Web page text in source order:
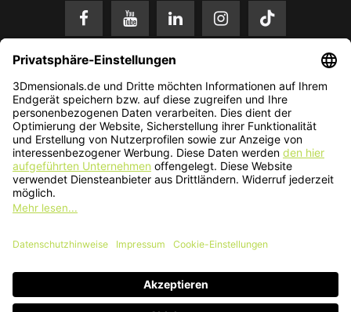
* Alle Preise in EUR inkl. gesetzl. Mehrwertsteuer zzgl. Versandkosten.
Änderungen und Irrtümer vorbehalten. Nur solange der Vorrat reicht.
© 2026 3Dmensionals / PONTIALIS GmbH & Co. KG - All Rights Reserved.​
Kundenbewertung